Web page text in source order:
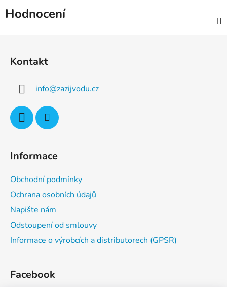
Hodnocení
Kontakt
info@zazijvodu.cz
Informace
Obchodní podmínky
Ochrana osobních údajů
Napište nám
Odstoupení od smlouvy
Informace o výrobcích a distributorech (GPSR)
Facebook